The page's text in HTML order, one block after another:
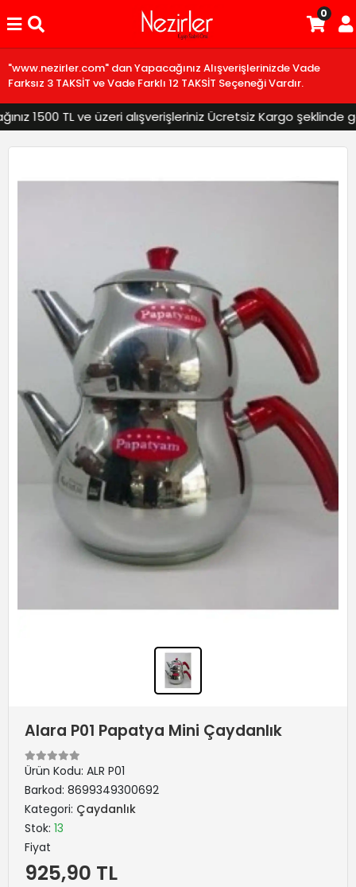
"www.nezirler.com" dan Yapacağınız Alışverişlerinizde Vade
Farksız 3 TAKSİT ve Vade Farklı 12 TAKSİT Seçeneği Vardır.
1500 TL ve üzeri alışverişleriniz Ücretsiz Kargo şeklinde
0
Alara P01 Papatya Mini Çaydanlık
Ürün Kodu: ALR P01
Barkod: 8699349300692
Kategori: Çaydanlık
Stok: 13
Fiyat
925,90 TL